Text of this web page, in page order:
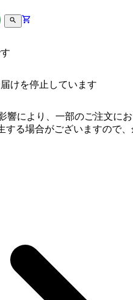
けを停止しています
響により、一部のご注文に
る場合がございますので